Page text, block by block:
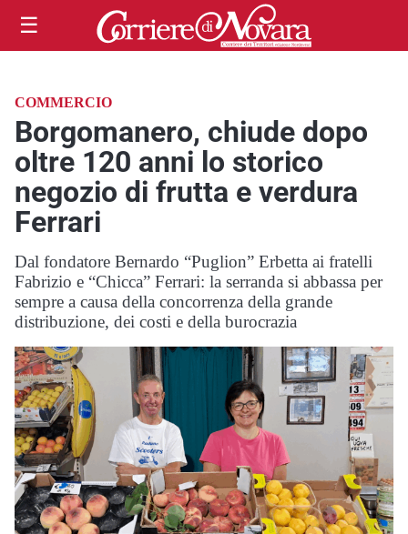
☰
COMMERCIO
Borgomanero, chiude dopo
oltre 120 anni lo storico
negozio di frutta e verdura
Ferrari
Dal fondatore Bernardo “Puglion” Erbetta ai fratelli
Fabrizio e “Chicca” Ferrari: la serranda si abbassa per
sempre a causa della concorrenza della grande
distribuzione, dei costi e della burocrazia